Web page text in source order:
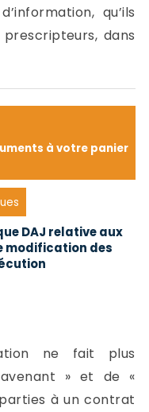
qu’ils
dans
à votre panier
DAJ relative aux
modification des
ne fait plus
» et de «
à un contrat